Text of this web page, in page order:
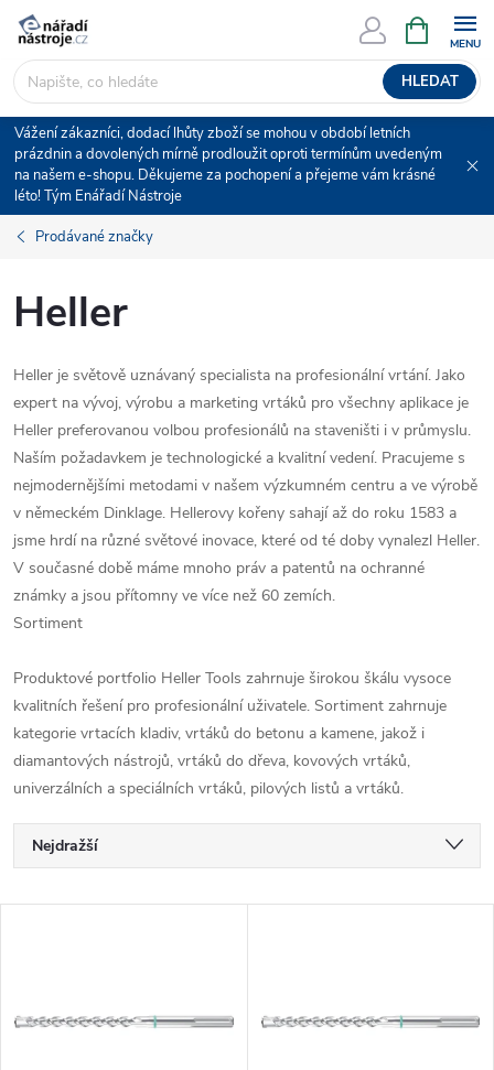
Přejít
obsah
HLEDAT
NÁKUPNÍ
KOŠÍK
Vážení zákazníci, dodací lhůty zboží se mohou v období letních
prázdnin a dovolených mírně prodloužit oproti termínům uvedeným
na našem e-shopu. Děkujeme za pochopení a přejeme vám krásné
léto! Tým Enářadí Nástroje
Prodávané značky
Heller
Heller je světově uznávaný specialista na profesionální vrtání. Jako
expert na vývoj, výrobu a marketing vrtáků pro všechny aplikace je
Heller preferovanou volbou profesionálů na staveništi i v průmyslu.
Naším požadavkem je technologické a kvalitní vedení. Pracujeme s
nejmodernějšími metodami v našem výzkumném centru a ve výrobě
v německém Dinklage. Hellerovy kořeny sahají až do roku 1583 a
jsme hrdí na různé světové inovace, které od té doby vynalezl Heller.
V současné době máme mnoho práv a patentů na ochranné
známky a jsou přítomny ve více než 60 zemích.
Sortiment
Produktové portfolio Heller Tools zahrnuje širokou škálu vysoce
kvalitních řešení pro profesionální uživatele. Sortiment zahrnuje
kategorie vrtacích kladiv, vrtáků do betonu a kamene, jakož i
diamantových nástrojů, vrtáků do dřeva, kovových vrtáků,
univerzálních a speciálních vrtáků, pilových listů a vrtáků.
Ř
a
e
Nejdražší
p